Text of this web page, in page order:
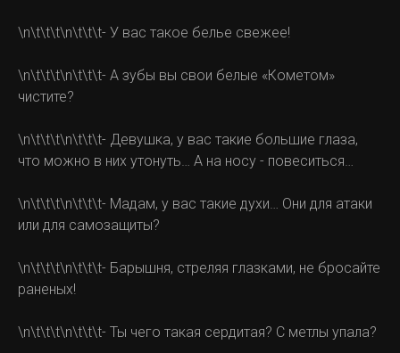
\n\t\t\t\n\t\t\t- У вас такое белье свежее!
\n\t\t\t\n\t\t\t- А зубы вы свои белые «Кометом»
чистите?
\n\t\t\t\n\t\t\t- Девушка, у вас такие большие глаза,
что можно в них утонуть… А на носу - повеситься…
\n\t\t\t\n\t\t\t- Мадам, у вас такие духи… Они для атаки
или для самозащиты?
\n\t\t\t\n\t\t\t- Барышня, стреляя глазками, не бросайте
раненых!
\n\t\t\t\n\t\t\t- Ты чего такая сердитая? С метлы упала?